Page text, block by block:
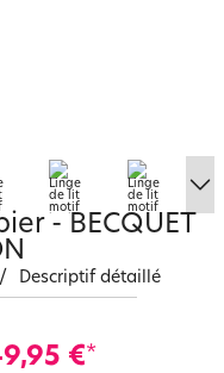
- BECQUET
/ Descriptif détaillé
€*